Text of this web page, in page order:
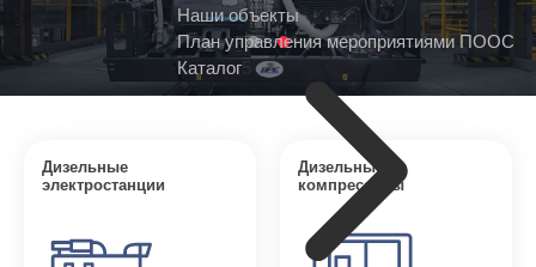
Наши объекты
План управления мероприятиями ПООС
Каталог
Дизельные
электростанции
Дизельные
компрессоры